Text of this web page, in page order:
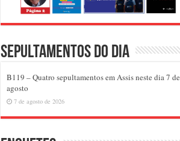
Sepultamentos do dia
B119 – Quatro sepultamentos em Assis neste dia 7 de
agosto
7 de agosto de 2026